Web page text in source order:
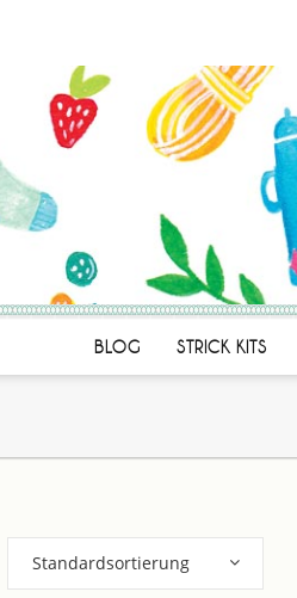
BLOG STRICK KITS
Standardsortierung